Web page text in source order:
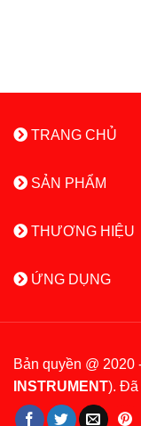
TRANG CHỦ
SẢN PHẨM
THƯƠNG HIỆU
ỨNG DỤNG
Bản quyền @ 2020
INSTRUMENT). Đã